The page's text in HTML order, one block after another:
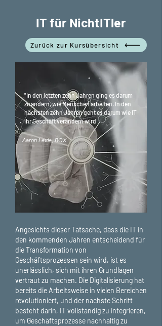
IT für NichtITler
Zurück zur Kursübersicht
"In den letzten zehn Jahren ging es darum
zu ändern, wie Menschen arbeiten. In den
nächsten zehn Jahren geht es darum wie IT
ihr Geschäft verändern wird
Aaron Levie, BOX
Angesichts dieser Tatsache, dass die IT in
den kommenden Jahren entscheidend für
die Transformation von
Geschäftsprozessen sein wird, ist es
unerlässlich, sich mit ihren Grundlagen
vertraut zu machen. Die Digitalisierung hat
bereits die Arbeitsweise in vielen Bereichen
revolutioniert, und der nächste Schritt
besteht darin, IT vollständig zu integrieren,
um Geschäftsprozesse nachhaltig zu